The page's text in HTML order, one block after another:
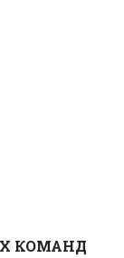
КОМАНД